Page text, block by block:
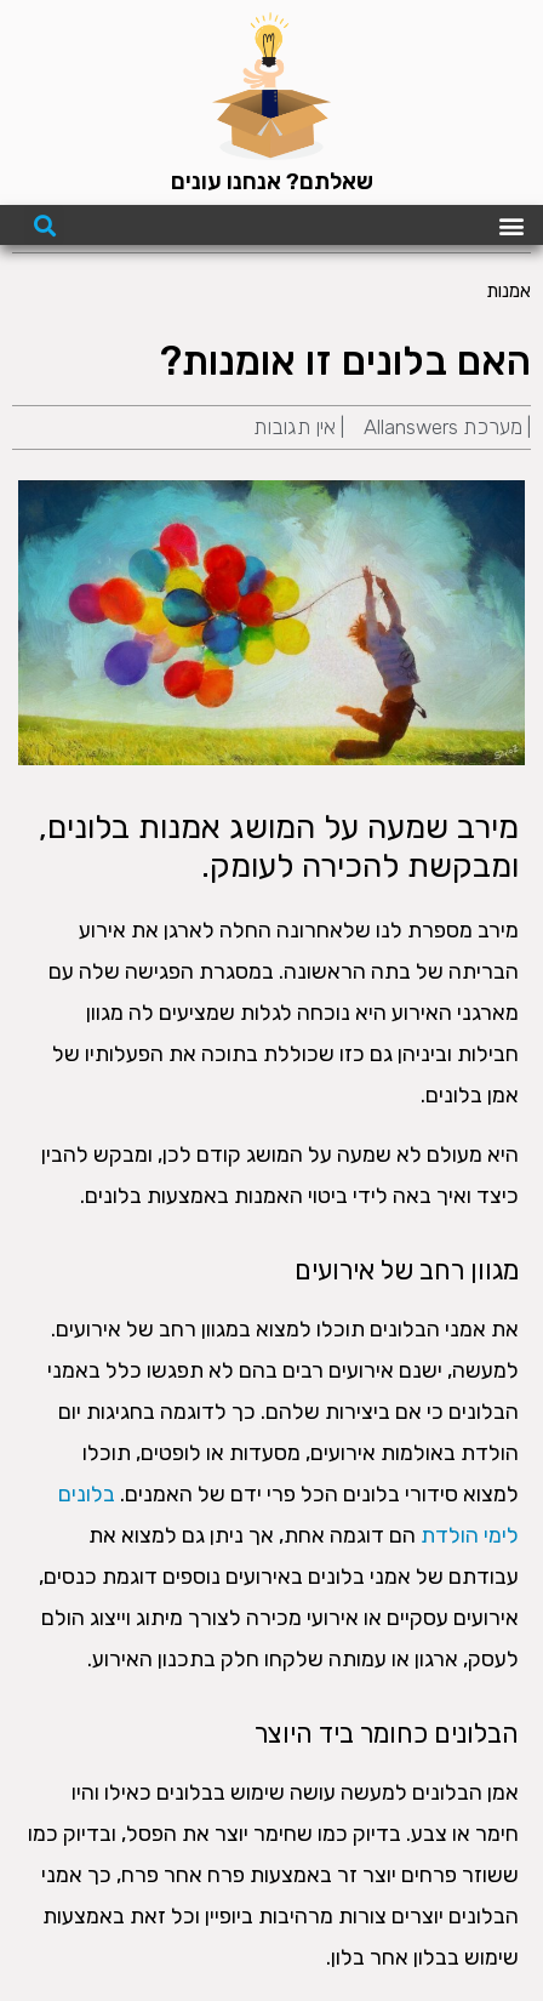
שאלתם? אנחנו עונים
אמנות
האם בלונים זו אומנות?
מערכת Allanswers אין תגובות
מירב שמעה על המושג אמנות בלונים,
ומבקשת להכירה לעומק.
מירב מספרת לנו שלאחרונה החלה לארגן את אירוע
הבריתה של בתה הראשונה. במסגרת הפגישה שלה עם
מארגני האירוע היא נוכחה לגלות שמציעים לה מגוון
חבילות וביניהן גם כזו שכוללת בתוכה את הפעלותיו של
אמן בלונים.
היא מעולם לא שמעה על המושג קודם לכן, ומבקש להבין
כיצד ואיך באה לידי ביטוי האמנות באמצעות בלונים.
מגוון רחב של אירועים
את אמני הבלונים תוכלו למצוא במגוון רחב של אירועים.
למעשה, ישנם אירועים רבים בהם לא תפגשו כלל באמני
הבלונים כי אם ביצירות שלהם. כך לדוגמה בחגיגות יום
הולדת באולמות אירועים, מסעדות או לופטים, תוכלו
למצוא סידורי בלונים הכל פרי ידם של האמנים. בלונים
לימי הולדת הם דוגמה אחת, אך ניתן גם למצוא את
עבודתם של אמני בלונים באירועים נוספים דוגמת כנסים,
אירועים עסקיים או אירועי מכירה לצורך מיתוג וייצוג הולם
לעסק, ארגון או עמותה שלקחו חלק בתכנון האירוע.
הבלונים כחומר ביד היוצר
אמן הבלונים למעשה עושה שימוש בבלונים כאילו והיו
חימר או צבע. בדיוק כמו שחימר יוצר את הפסל, ובדיוק כמו
ששוזר פרחים יוצר זר באמצעות פרח אחר פרח, כך אמני
הבלונים יוצרים צורות מרהיבות ביופיין וכל זאת באמצעות
שימוש בבלון אחר בלון.